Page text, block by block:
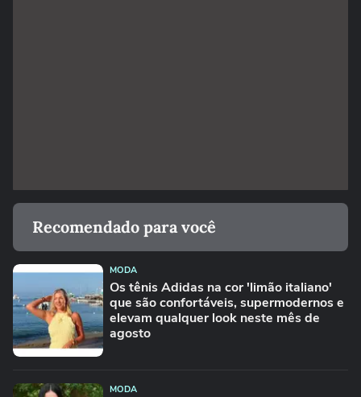
Recomendado para você
MODA
Os tênis Adidas na cor 'limão italiano'
que são confortáveis, supermodernos e
elevam qualquer look neste mês de
agosto
MODA